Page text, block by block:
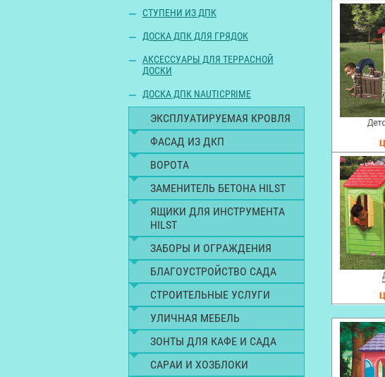
СТУПЕНИ ИЗ ДПК
ДОСКА ДПК ДЛЯ ГРЯДОК
АКСЕССУАРЫ ДЛЯ ТЕРРАСНОЙ
ДОСКИ
ДОСКА ДПК NAUTICPRIME
ЭКСПЛУАТИРУЕМАЯ КРОВЛЯ
ФАСАД ИЗ ДКП
ВОРОТА
ЗАМЕНИТЕЛЬ БЕТОНА HILST
ЯЩИКИ ДЛЯ ИНСТРУМЕНТА
HILST
ЗАБОРЫ И ОГРАЖДЕНИЯ
БЛАГОУСТРОЙСТВО САДА
СТРОИТЕЛЬНЫЕ УСЛУГИ
УЛИЧНАЯ МЕБЕЛЬ
ЗОНТЫ ДЛЯ КАФЕ И САДА
САРАИ И ХОЗБЛОКИ